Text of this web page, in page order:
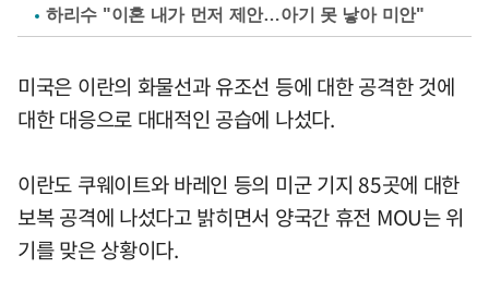
하리수 "이혼 내가 먼저 제안…아기 못 낳아 미안"
미국은 이란의 화물선과 유조선 등에 대한 공격한 것에
대한 대응으로 대대적인 공습에 나섰다.
이란도 쿠웨이트와 바레인 등의 미군 기지 85곳에 대한
보복 공격에 나섰다고 밝히면서 양국간 휴전 MOU는 위
기를 맞은 상황이다.